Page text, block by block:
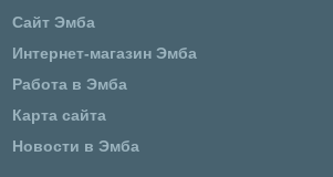
Сайт Эмба
Интернет-магазин Эмба
Работа в Эмба
Карта сайта
Новости в Эмба